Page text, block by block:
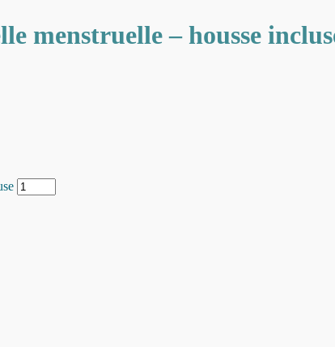
menstruelle – housse